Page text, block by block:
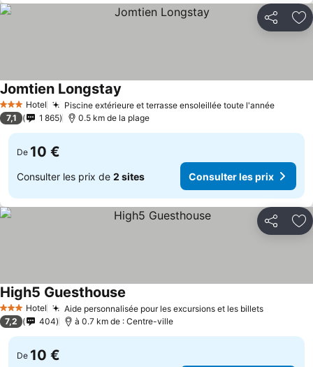
Partager
3 ÉtoilesHotel Piscine extérieure et terrasse ensoleillée toute l'année
Jomtien Longstay
7,1 1 865 0.5 km de la plage
De 10 €
Consulter les prix de 2 sites Consulter les prix
Partager
3 ÉtoilesHotel Aide personnalisée pour les excursions et les billets
High5 Guesthouse
7,2 404 à 0.7 km de : Centre-ville
De 10 €